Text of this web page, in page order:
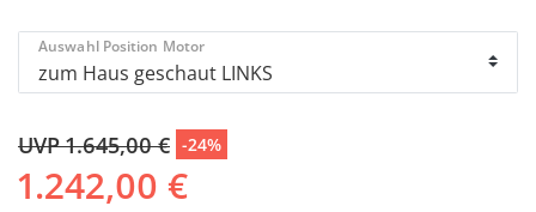
Auswahl Position Motor
UVP 1.645,00 € -24%
1.242,00 €